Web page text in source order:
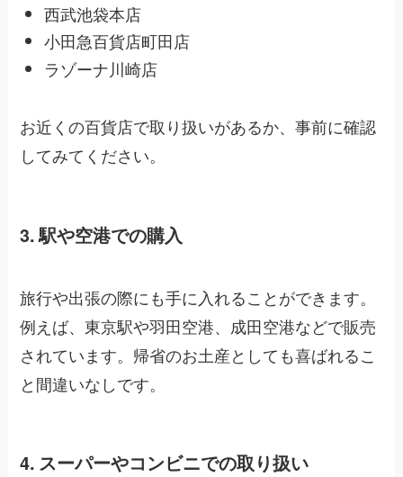
西武池袋本店
小田急百貨店町田店
ラゾーナ川崎店
お近くの百貨店で取り扱いがあるか、事前に確認
してみてください。
3. 駅や空港での購入
旅行や出張の際にも手に入れることができます。
例えば、東京駅や羽田空港、成田空港などで販売
されています。帰省のお土産としても喜ばれるこ
と間違いなしです。
4. スーパーやコンビニでの取り扱い